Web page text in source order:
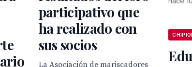
participativo que
ha realizado con
sus socios
La Asociación de mariscadores